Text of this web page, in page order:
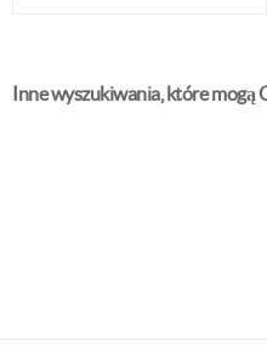
Inne wyszukiwania, które mogą